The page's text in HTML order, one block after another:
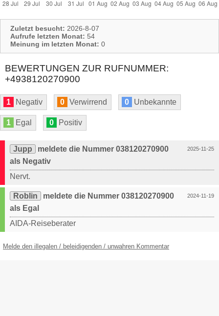
Zuletzt besucht: 2026-8-07
Aufrufe letzten Monat: 54
Meinung im letzten Monat: 0
BEWERTUNGEN ZUR RUFNUMMER:
+4938120270900
1 Negativ 0 Verwirrend 0 Unbekannte
1 Egal 0 Positiv
2025-11-25
Jupp
meldete die Nummer 038120270900
als Negativ
Nervt.
2024-11-19
Roblin
meldete die Nummer 038120270900
als Egal
AIDA-Reiseberater
Melde den illegalen / beleidigenden / unwahren Kommentar